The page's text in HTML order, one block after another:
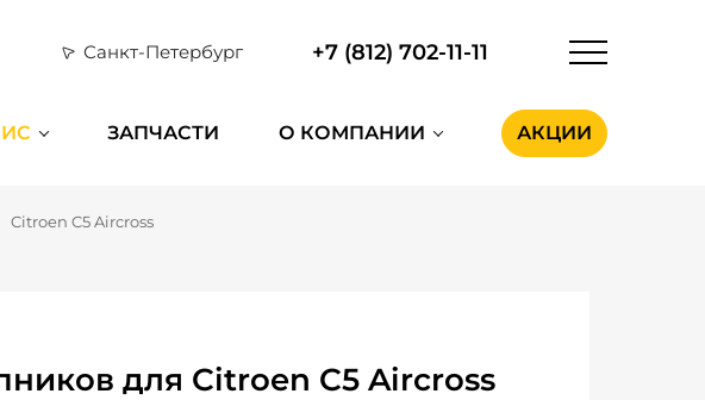
Санкт-Петербург +7 (812) 702-11-11
ЗАПЧАСТИ О КОМПАНИИ АКЦИИ
Citroen C5 Aircross
для Citroen C5 Aircross